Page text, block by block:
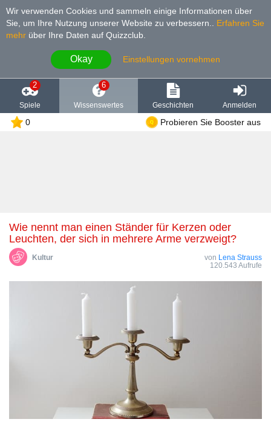
Wir verwenden Cookies und sammeln einige Informationen über
Sie, um Ihre Nutzung unserer Website zu verbessern.
Erfahren Sie
mehr über Ihre Daten auf Quizzclub.
Okay Einstellungen vornehmen
2
Spiele
6
Wissenswertes Geschichten Anmelden
0 Probieren Sie Booster aus
Wie nennt man einen Ständer für Kerzen oder
Leuchten, der sich in mehrere Arme verzweigt?
Kultur von Lena Strauss
120.543 Aufrufe